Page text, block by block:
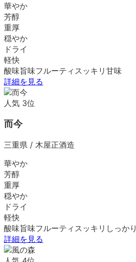
華やか
芳醇
重厚
穏やか
ドライ
軽快
酸味旨味フルーティ スッキリ 甘味
詳細を見る
人気 3位
而今
三重県 / 木屋正酒造
華やか
芳醇
重厚
穏やか
ドライ
軽快
酸味旨味フルーティ スッキリ しっかり
詳細を見る